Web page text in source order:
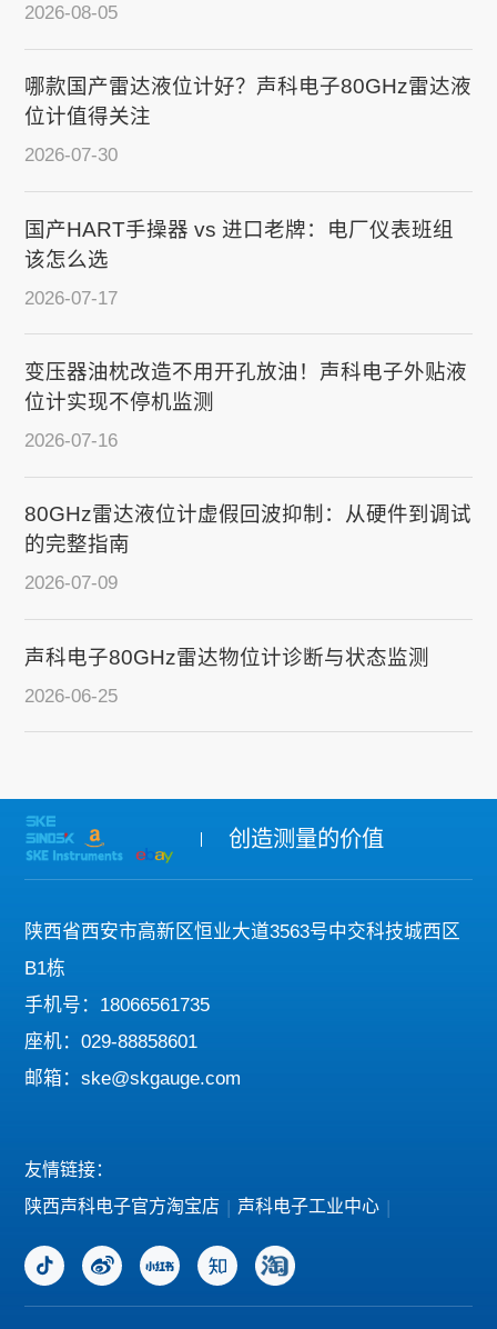
2026-08-05
哪款国产雷达液位计好？声科电子80GHz雷达液
位计值得关注
2026-07-30
国产HART手操器 vs 进口老牌：电厂仪表班组
该怎么选
2026-07-17
变压器油枕改造不用开孔放油！声科电子外贴液
位计实现不停机监测
2026-07-16
80GHz雷达液位计虚假回波抑制：从硬件到调试
的完整指南
2026-07-09
声科电子80GHz雷达物位计诊断与状态监测
2026-06-25
创造测量的价值
陕西省西安市高新区恒业大道3563号中交科技城西区
B1栋
手机号：18066561735
座机：029-88858601
邮箱：ske@skgauge.com
友情链接：
陕西声科电子官方淘宝店
声科电子工业中心